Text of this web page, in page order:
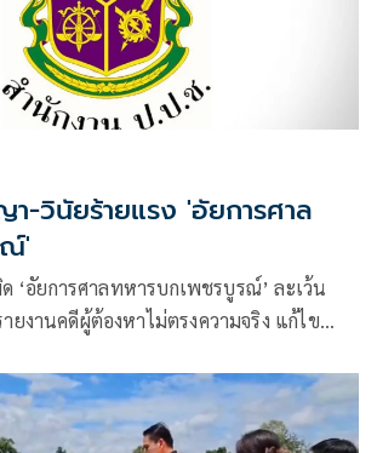
-วินัยร้ายแรง 'อัยการศาล
ณ์'
‘อัยการศาลทหารบกเพชรบูรณ์’ ละเว้น
งานคดีผู้ต้องหาไม่ตรงความจริง แก้ไข